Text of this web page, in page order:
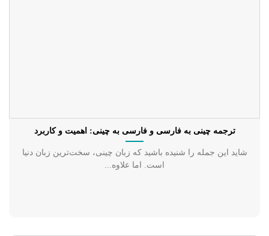
ترجمه چینی به فارسی و فارسی به چینی: اهمیت و کاربرد
شاید این جمله را شنیده باشید که زبان چینی، سخت‌ترین زبان دنیا
است. اما علاوه...